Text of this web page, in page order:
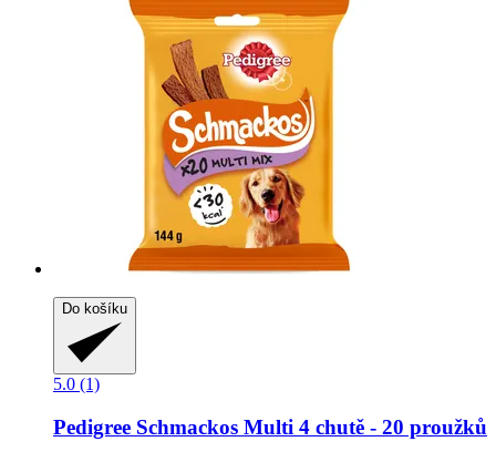
Do košíku
5.0 (1)
Pedigree Schmackos Multi 4 chutě -​ 20 proužků